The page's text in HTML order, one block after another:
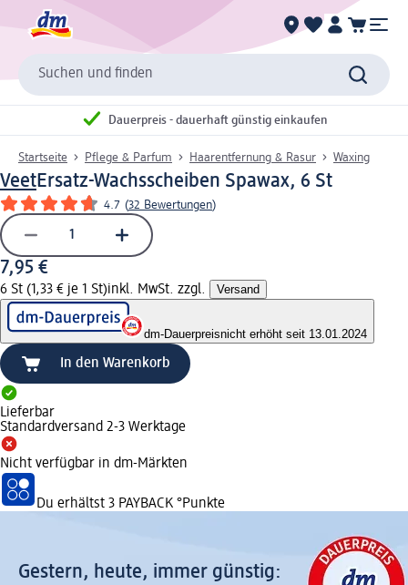
Suchen und finden
Dauerpreis - dauerhaft günstig einkaufen
Startseite Pflege & Parfum Haarentfernung & Rasur Waxing
VeetErsatz-Wachsscheiben Spawax, 6 St
4.7 (32 Bewertungen)
7,95 €
6 St (1,33 € je 1 St)inkl. MwSt. zzgl. Versand
dm-Dauerpreisnicht erhöht seit 13.01.2024
In den Warenkorb
Lieferbar
Standardversand 2-3 Werktage
Nicht verfügbar in dm-Märkten
Du erhältst 3 PAYBACK °Punkte
Gestern, heute, immer günstig: